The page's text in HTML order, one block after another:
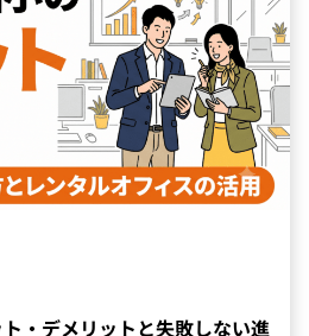
・デメリットと失敗しない進